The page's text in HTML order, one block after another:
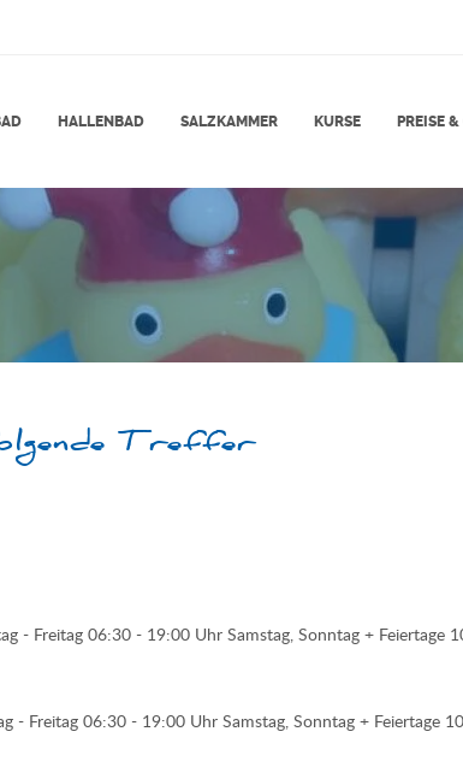
HALLENBAD SALZKAMMER KURSE PREISE
Treffer
- Freitag 06:30 - 19:00 Uhr Samstag, Sonntag +
- Freitag 06:30 - 19:00 Uhr Samstag, Sonntag + Feiertage